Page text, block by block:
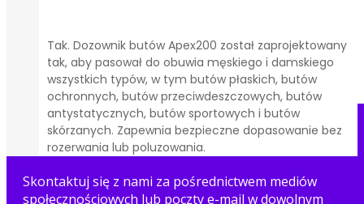
Tak. Dozownik butów Apex200 został zaprojektowany
tak, aby pasował do obuwia męskiego i damskiego
wszystkich typów, w tym butów płaskich, butów
ochronnych, butów przeciwdeszczowych, butów
antystatycznych, butów sportowych i butów
skórzanych. Zapewnia bezpieczne dopasowanie bez
rozerwania lub poluzowania.
Skontaktuj się z nami za pośrednictwem mediów
społecznościowych lub poczty e-mail w dowolnym